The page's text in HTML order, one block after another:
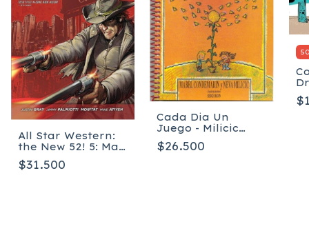
All Star Western:
the New 52! 5: Man
out of Time - Tapa
blanda
$31.500
Cada Dia Un
Juego - Milicic
Neva
$26.500